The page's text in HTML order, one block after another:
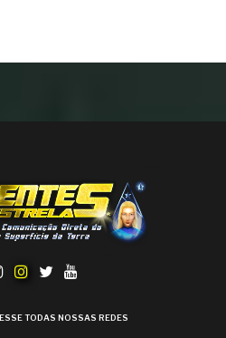
TODAS NOSSAS REDES